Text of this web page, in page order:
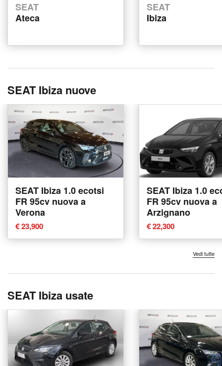
SEAT
Ateca
SEAT
Ibiza
SEAT Ibiza nuove
SEAT Ibiza 1.0 ecotsi
FR 95cv nuova a
Verona
€ 23,900
SEAT Ibiza 1.0
FR 95cv nuova a
Arzignano
€ 22,300
Vedi tutte
SEAT Ibiza usate